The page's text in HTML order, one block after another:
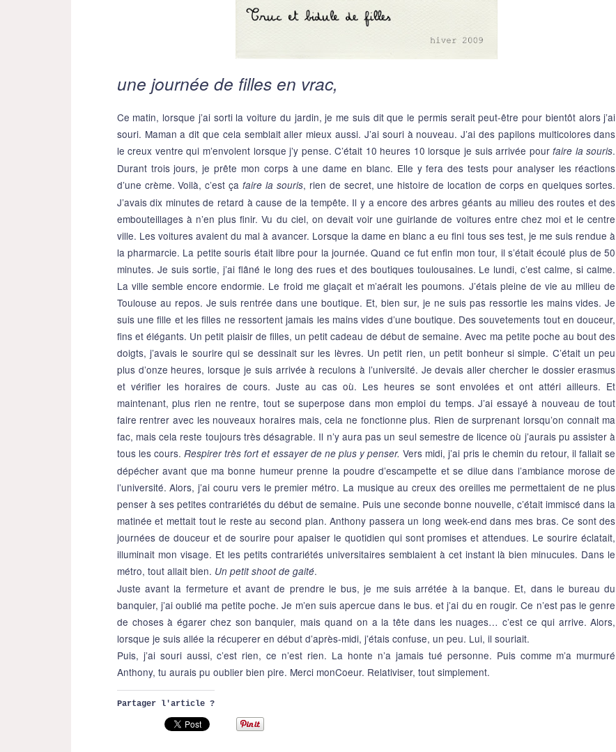
une journée de filles en vrac,
Ce matin, lorsque j’ai sorti la voiture du jardin, je me suis dit que le permis serait peut-être pour bientôt alors j’ai
souri. Maman a dit que cela semblait aller mieux aussi. J’ai souri à nouveau. J’ai des papilons multicolores dans
le creux ventre qui m’envolent lorsque j’y pense. C’était 10 heures 10 lorsque je suis arrivée pourfaire la souris.
Durant trois jours, je prête mon corps à une dame en blanc. Elle y fera des tests pour analyser les réactions
d’une crème. Voilà, c’est çafaire la souris, rien de secret, une histoire de location de corps en quelques sortes.
J’avais dix minutes de retard à cause de la tempête. Il y a encore des arbres géants au milieu des routes et des
embouteillages à n’en plus finir. Vu du ciel, on devait voir une guirlande de voitures entre chez moi et le centre
ville. Les voitures avaient du mal à avancer. Lorsque la dame en blanc a eu fini tous ses test, je me suis rendue à
la pharmarcie. La petite souris était libre pour la journée. Quand ce fut enfin mon tour, il s’était écoulé plus de 50
minutes. Je suis sortie, j’ai flâné le long des rues et des boutiques toulousaines. Le lundi, c’est calme, si calme.
La ville semble encore endormie. Le froid me glaçait et m’aérait les poumons. J’étais pleine de vie au milieu de
Toulouse au repos. Je suis rentrée dans une boutique. Et, bien sur, je ne suis pas ressortie les mains vides. Je
suis une fille et les filles ne ressortent jamais les mains vides d’une boutique. Des souvetements tout en douceur,
fins et élégants. Un petit plaisir de filles, un petit cadeau de début de semaine. Avec ma petite poche au bout des
doigts, j’avais le sourire qui se dessinait sur les lèvres. Un petit rien, un petit bonheur si simple. C’était un peu
plus d’onze heures, lorsque je suis arrivée à reculons à l’université. Je devais aller chercher le dossier erasmus
et vérifier les horaires de cours. Juste au cas où. Les heures se sont envolées et ont attéri ailleurs. Et
maintenant, plus rien ne rentre, tout se superpose dans mon emploi du temps. J’ai essayé à nouveau de tout
faire rentrer avec les nouveaux horaires mais, cela ne fonctionne plus. Rien de surprenant lorsqu’on connait ma
fac, mais cela reste toujours très désagrable. Il n’y aura pas un seul semestre de licence où j’aurais pu assister à
tous les cours.Respirer très fort et essayer de ne plus y penser.Vers midi, j’ai pris le chemin du retour, il fallait se
dépécher avant que ma bonne humeur prenne la poudre d’escampette et se dilue dans l’ambiance morose de
l’université. Alors, j’ai couru vers le premier métro. La musique au creux des oreilles me permettaient de ne plus
penser à ses petites contrariétés du début de semaine. Puis une seconde bonne nouvelle, c’était immiscé dans la
matinée et mettait tout le reste au second plan. Anthony passera un long week-end dans mes bras. Ce sont des
journées de douceur et de sourire pour apaiser le quotidien qui sont promises et attendues. Le sourire éclatait,
illuminait mon visage. Et les petits contrariétés universitaires semblaient à cet instant là bien minucules. Dans le
métro, tout allait bien. Un petit shoot de gaité.
Juste avant la fermeture et avant de prendre le bus, je me suis arrétée à la banque. Et, dans le bureau du
banquier, j’ai oublié ma petite poche. Je m’en suis apercue dans le bus. et j’ai du en rougir. Ce n’est pas le genre
de choses à égarer chez son banquier, mais quand on a la tête dans les nuages… c’est ce qui arrive. Alors,
lorsque je suis allée la récuperer en début d’après-midi, j’étais confuse, un peu. Lui, il souriait.
Puis, j’ai souri aussi, c’est rien, ce n’est rien. La honte n’a jamais tué personne. Puis comme m’a murmuré
Anthony, tu aurais pu oublier bien pire. Merci monCoeur. Relativiser, tout simplement.
Partager l'article ?